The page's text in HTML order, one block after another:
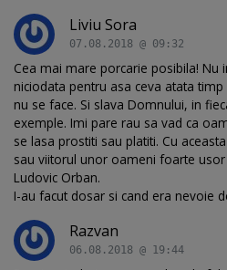
Liviu Sora
07.08.2018 @ 09:32
Cea mai mare porcarie posibila! Nu
niciodata pentru asa ceva atata
nu se face. Si slava Domnului, in
exemple. Imi pare rau sa vad ca
se lasa prostiti sau platiti. Cu
sau viitorul unor oameni foarte
Ludovic Orban.
I-au facut dosar si cand era nevoie
Razvan
06.08.2018 @ 19:44